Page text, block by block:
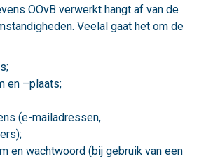
OOvB verwerkt hangt af van de
Veelal gaat het om de
en –plaats;
(e-mailadressen,
en wachtwoord (bij gebruik van een